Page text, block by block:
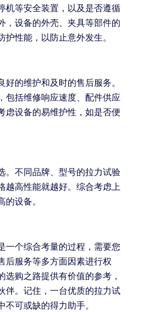
机等安全装置，以及是否遵循
，设备的外壳、夹具等部件的
性能，以防止意外发生。
的维护和及时的售后服务。
包括维修响应速度、配件供应
虑设备的易维护性，如是否便
。不同品牌、型号的拉力试验
越高性能就越好。综合考虑上
设备。
一个综合考量的过程，需要您
后服务等多方面因素进行权
购之路提供有价值的参考，
伴。记住，一台优质的拉力试
可或缺的得力助手。